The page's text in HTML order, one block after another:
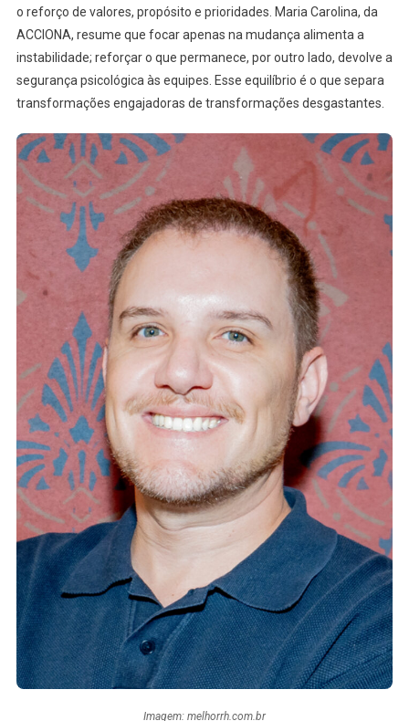
o reforço de valores, propósito e prioridades. Maria Carolina, da
ACCIONA, resume que focar apenas na mudança alimenta a
instabilidade; reforçar o que permanece, por outro lado, devolve a
segurança psicológica às equipes. Esse equilíbrio é o que separa
transformações engajadoras de transformações desgastantes.
Imagem: melhorrh.com.br